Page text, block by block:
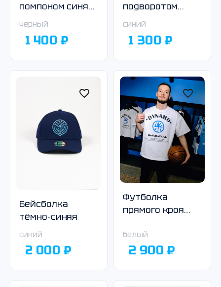
помпоном синяя
в полоску
черный
1 400 ₽
подворотом
тёмно-синяя
синий
1 300 ₽
Бейсболка
тёмно-синяя
синий
2 000 ₽
Футболка
прямого кроя
белый
2 900 ₽